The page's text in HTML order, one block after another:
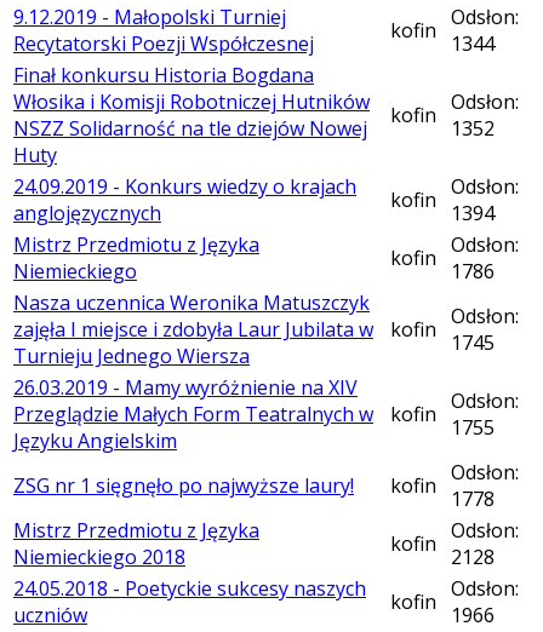
9.12.2019 - Małopolski Turniej
Recytatorski Poezji Współczesnej
kofin Odsłon:
1344
Finał konkursu Historia Bogdana
Włosika i Komisji Robotniczej Hutników
NSZZ Solidarność na tle dziejów Nowej
Huty
kofin Odsłon:
1352
24.09.2019 - Konkurs wiedzy o krajach
anglojęzycznych
kofin Odsłon:
1394
Mistrz Przedmiotu z Języka
Niemieckiego
kofin Odsłon:
1786
Nasza uczennica Weronika Matuszczyk
zajęła I miejsce i zdobyła Laur Jubilata w
Turnieju Jednego Wiersza
kofin Odsłon:
1745
26.03.2019 - Mamy wyróżnienie na XIV
Przeglądzie Małych Form Teatralnych w
Języku Angielskim
kofin Odsłon:
1755
ZSG nr 1 sięgnęło po najwyższe laury! kofin Odsłon:
1778
Mistrz Przedmiotu z Języka
Niemieckiego 2018
kofin Odsłon:
2128
24.05.2018 - Poetyckie sukcesy naszych
uczniów
kofin Odsłon:
1966